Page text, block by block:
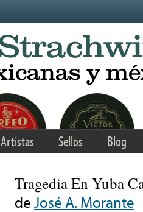
Artistas Sellos Blog
Tragedia En Yuba
deJosé A. Morante